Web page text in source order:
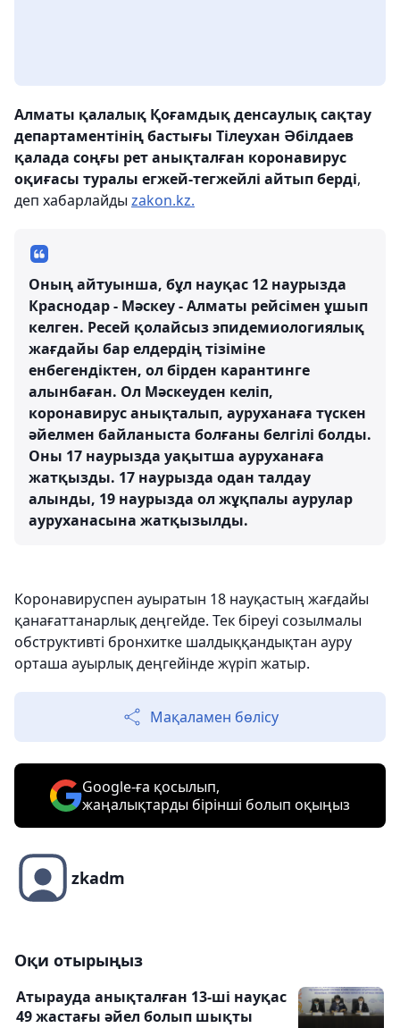
Алматы қалалық Қоғамдық денсаулық сақтау
департаментінің бастығы Тілеухан Әбілдаев
қалада соңғы рет анықталған коронавирус
оқиғасы туралы егжей-тегжейлі айтып берді,
деп хабарлайды zakon.kz.
Оның айтуынша, бұл науқас 12 наурызда
Краснодар - Мәскеу - Алматы рейсімен ұшып
келген. Ресей қолайсыз эпидемиологиялық
жағдайы бар елдердің тізіміне
енбегендіктен, ол бірден карантинге
алынбаған. Ол Мәскеуден келіп,
коронавирус анықталып, ауруханаға түскен
әйелмен байланыста болғаны белгілі болды.
Оны 17 наурызда уақытша ауруханаға
жатқызды. 17 наурызда одан талдау
алынды, 19 наурызда ол жұқпалы аурулар
ауруханасына жатқызылды.
Коронавируспен ауыратын 18 науқастың жағдайы
қанағаттанарлық деңгейде. Тек біреуі созылмалы
обструктивті бронхитке шалдыққандықтан ауру
орташа ауырлық деңгейінде жүріп жатыр.
Мақаламен бөлісу
Google-ға қосылып,
жаңалықтарды бірінші болып оқыңыз
zkadm
Оқи отырыңыз
Атырауда анықталған 13-ші науқас
49 жастағы әйел болып шықты